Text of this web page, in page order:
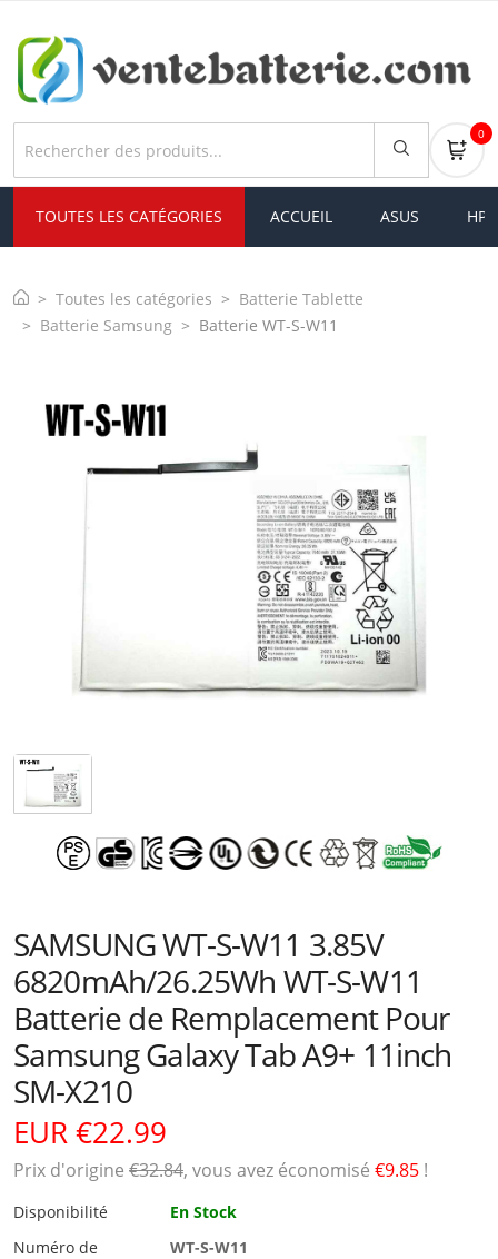
0
TOUTES LES CATÉGORIES ACCUEIL ASUS HP
Toutes les catégories
Batterie Tablette
Batterie Samsung
Batterie WT-S-W11
SAMSUNG WT-S-W11 3.85V
6820mAh/26.25Wh WT-S-W11
Batterie de Remplacement Pour
Samsung Galaxy Tab A9+ 11inch
SM-X210
EUR €22.99
Prix ​​d'origine €32.84, vous avez économisé €9.85 !
Disponibilité
En Stock
Numéro de
WT-S-W11